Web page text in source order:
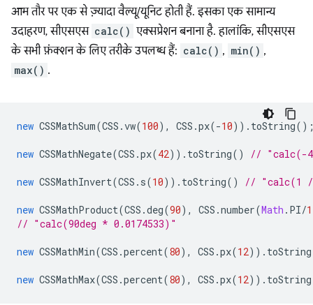
आम तौर पर एक से ज़्यादा वैल्यू/यूनिट होती हैं. इसका एक सामान्य
उदाहरण, सीएसएस calc() एक्सप्रेशन बनाना है. हालांकि, सीएसएस
के सभी फ़ंक्शन के लिए तरीके उपलब्ध हैं: calc() , min() ,
max() .
new CSSMathSum(CSS .vw(100), CSS .px(-10)). toString
new CSSMathNegate(CSS .px(42)). toString() // "calc(-
new CSSMathInvert(CSS . s(10)). toString() // "calc(1
new CSSMathProduct(CSS .deg(90), CSS .number(Math . PI/
// "calc(90deg * 0.0174533)"
new CSSMathMin(CSS .percent(80), CSS .px(12)). toString
new CSSMathMax(CSS .percent(80), CSS .px(12)). toString